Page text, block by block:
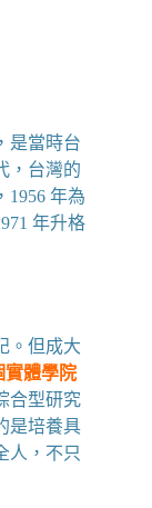
是當時台
，台灣的
1956 年為
年升格
。但成大
實體學院
合型研究
是培養具
人，不只